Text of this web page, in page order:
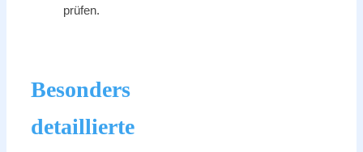
prüfen.
Besonders
detaillierte